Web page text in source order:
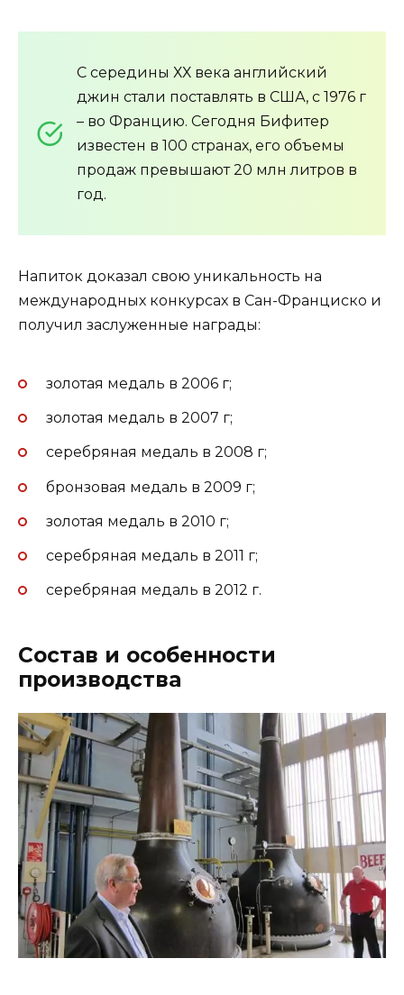
С середины ХХ века английский
джин стали поставлять в США, с 1976 г
– во Францию. Сегодня Бифитер
известен в 100 странах, его объемы
продаж превышают 20 млн литров в
год.
Напиток доказал свою уникальность на
международных конкурсах в Сан-Франциско и
получил заслуженные награды:
золотая медаль в 2006 г;
золотая медаль в 2007 г;
серебряная медаль в 2008 г;
бронзовая медаль в 2009 г;
золотая медаль в 2010 г;
серебряная медаль в 2011 г;
серебряная медаль в 2012 г.
Состав и особенности
производства